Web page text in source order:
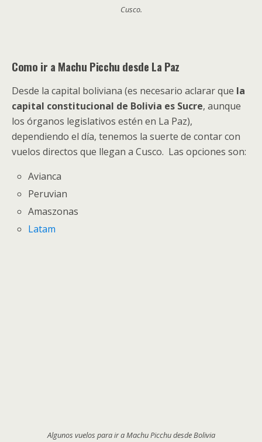
Cusco.
Como ir a Machu Picchu desde La Paz
Desde la capital boliviana (es necesario aclarar que la
capital constitucional de Bolivia es Sucre, aunque
los órganos legislativos estén en La Paz),
dependiendo el día, tenemos la suerte de contar con
vuelos directos que llegan a Cusco. Las opciones son:
Avianca
Peruvian
Amaszonas
Latam
Algunos vuelos para ir a Machu Picchu desde Bolivia